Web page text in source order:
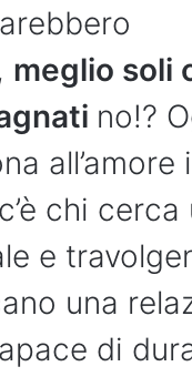
meglio soli
no!?
all’amore
chi cerca
e
una
di